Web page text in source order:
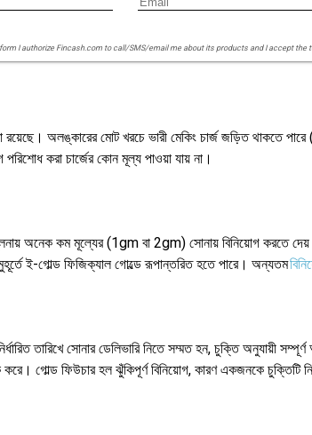
I authorize Fincash.com to call/SMS/email me about its products and I accept the
অলঙ্কারের মোট খরচে ভারী মেকিং চার্জ জড়িত থাকতে পারে
করা চার্জের কোন মূল্য পাওয়া যায় না।
অনেক কম মূল্যের (1gm বা 2gm) সোনায় বিনিয়োগ করতে
ই-গোল্ড ফিজিক্যাল গোল্ডে রূপান্তরিত হতে পারে। অন্যতম
তারিখে সোনার ডেলিভারি নিতে সম্মত হন, চুক্তি অনুযায়ী
গোল্ড ফিউচার হল ঝুঁকিপূর্ণ বিনিয়োগ, কারণ একজনকে চুক্তিটি